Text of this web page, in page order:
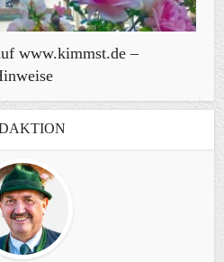
www.kimmst.de –